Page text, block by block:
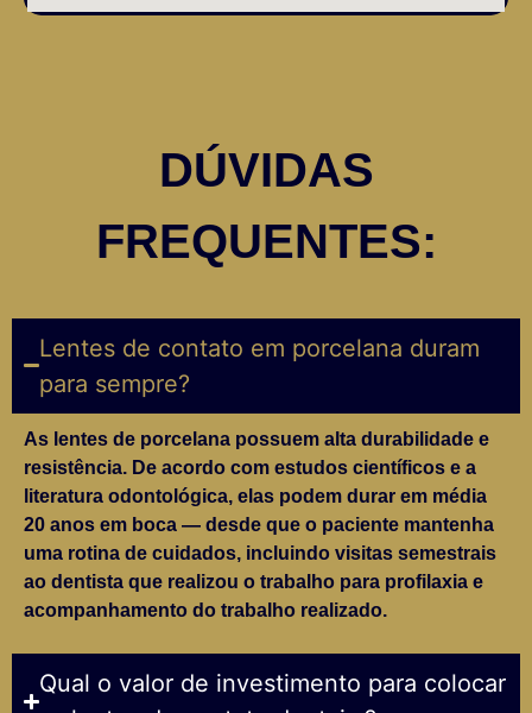
DÚVIDAS
FREQUENTES:
Lentes de contato em porcelana duram
para sempre?
As lentes de porcelana possuem alta durabilidade e
resistência. De acordo com estudos científicos e a
literatura odontológica, elas podem durar em média
20 anos em boca — desde que o paciente mantenha
uma rotina de cuidados, incluindo visitas semestrais
ao dentista que realizou o trabalho para profilaxia e
acompanhamento do trabalho realizado.
Qual o valor de investimento para colocar